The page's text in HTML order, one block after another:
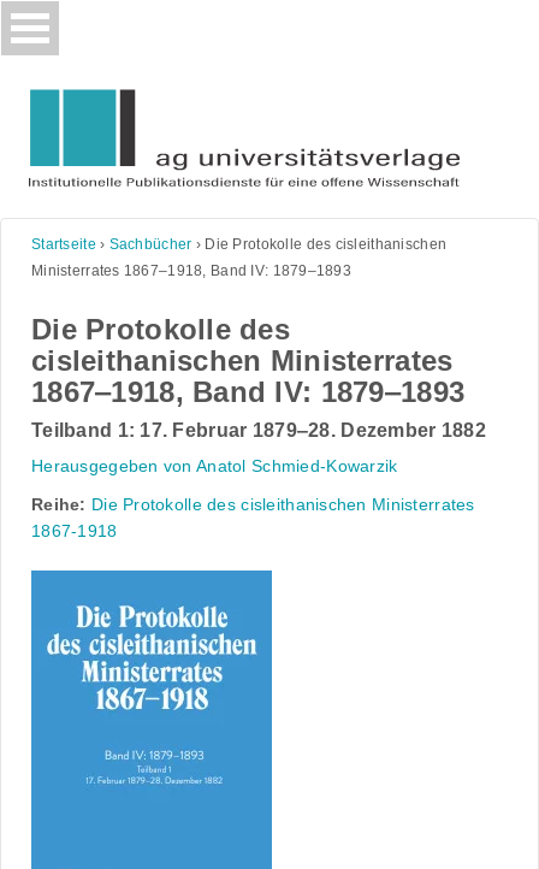
Skip
to
Startseite › Sachbücher › Die Protokolle des cisleithanischen
Ministerrates 1867‒1918, Band IV: 1879‒1893
Die Protokolle des
cisleithanischen Ministerrates
1867‒1918, Band IV: 1879‒1893
Teilband 1: 17. Februar 1879‒28. Dezember 1882
Herausgegeben von Anatol Schmied-Kowarzik
Reihe: Die Protokolle des cisleithanischen Ministerrates
1867-1918